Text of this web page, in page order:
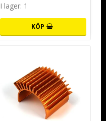
I lager: 1
KÖP